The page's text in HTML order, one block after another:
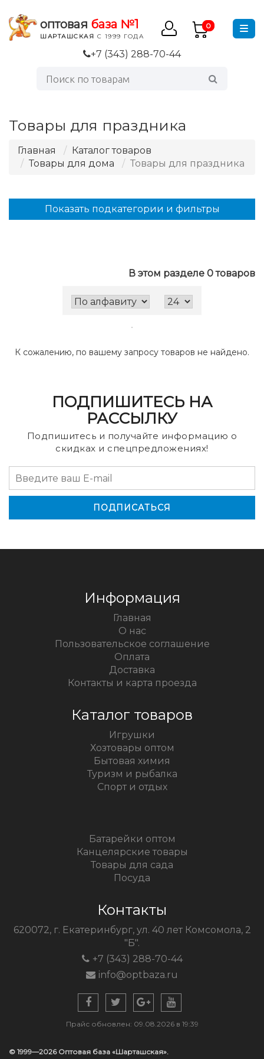
оптовая база №1
ШАРТАШСКАЯ С 1999 ГОДА
0
+7 (343) 288-70-44
Товары для праздника
Главная
Каталог товаров
Товары для дома
Товары для праздника
В этом разделе 0 товаров
К сожалению, по вашему запросу товаров не найдено.
Показать подкатегории и фильтры
ПОДПИШИТЕСЬ НА
РАССЫЛКУ
Подпишитесь и получайте информацию о
скидках и спецпредложениях!
Информация
Главная
О нас
Пользовательское соглашение
Оплата
Доставка
Контакты и карта проезда
Каталог товаров
Игрушки
Хозтовары оптом
Бытовая химия
Туризм и рыбалка
Спорт и отдых
Батарейки оптом
Канцелярские товары
Товары для сада
Посуда
Контакты
620072, г. Екатеринбург, ул. 40 лет Комсомола, 2
"Б".
+7 (343) 288-70-44
info@optbaza.ru
Прайс обновлен: 09.08.2026 в 19:39
© 1999—2026 Оптовая база «Шарташская».